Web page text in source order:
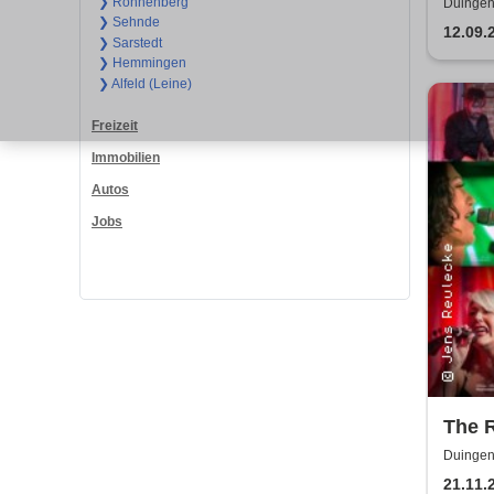
❯ Sehnde
❯ Sarstedt
❯ Hemmingen
❯ Alfeld (Leine)
Freizeit
Immobilien
Autos
Jobs
The